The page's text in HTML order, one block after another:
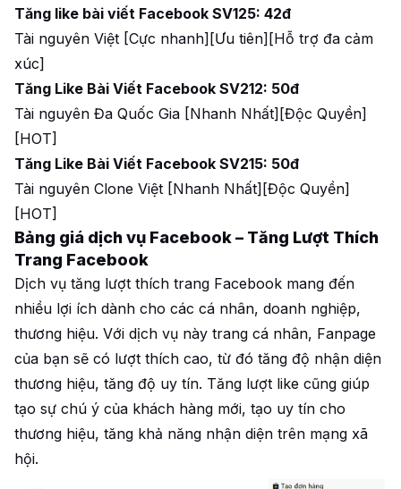
Tăng like bài viết Facebook SV125: 42đ
Tài nguyên Việt [Cực nhanh][Ưu tiên][Hỗ trợ đa cảm
xúc]
Tăng Like Bài Viết Facebook SV212: 50đ
Tài nguyên Đa Quốc Gia [Nhanh Nhất][Độc Quyền]
[HOT]
Tăng Like Bài Viết Facebook SV215: 50đ
Tài nguyên Clone Việt [Nhanh Nhất][Độc Quyền]
[HOT]
Bảng giá dịch vụ Facebook – Tăng Lượt Thích
Trang Facebook
Dịch vụ tăng lượt thích trang Facebook mang đến
nhiều lợi ích dành cho các cá nhân, doanh nghiệp,
thương hiệu. Với dịch vụ này trang cá nhân, Fanpage
của bạn sẽ có lượt thích cao, từ đó tăng độ nhận diện
thương hiệu, tăng độ uy tín. Tăng lượt like cũng giúp
tạo sự chú ý của khách hàng mới, tạo uy tín cho
thương hiệu, tăng khả năng nhận diện trên mạng xã
hội.